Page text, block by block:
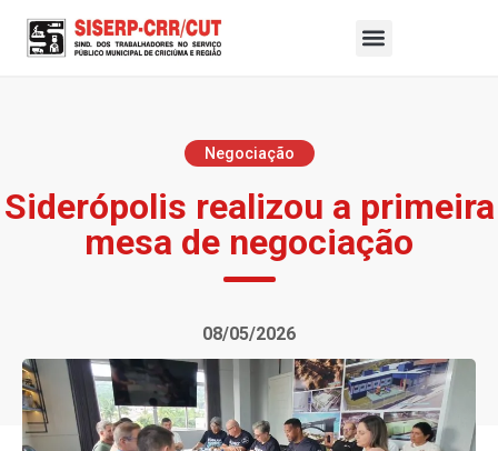
Negociação
Siderópolis realizou a primeira
mesa de negociação
08/05/2026